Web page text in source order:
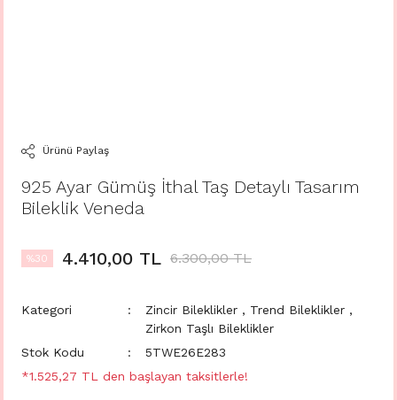
Ürünü Paylaş
925 Ayar Gümüş İthal Taş Detaylı Tasarım
Bileklik Veneda
%30 4.410,00 TL 6.300,00 TL
Kategori Zincir Bileklikler , Trend Bileklikler ,
Zirkon Taşlı Bileklikler
Stok Kodu
5TWE26E283
*1.525,27 TL den başlayan taksitlerle!